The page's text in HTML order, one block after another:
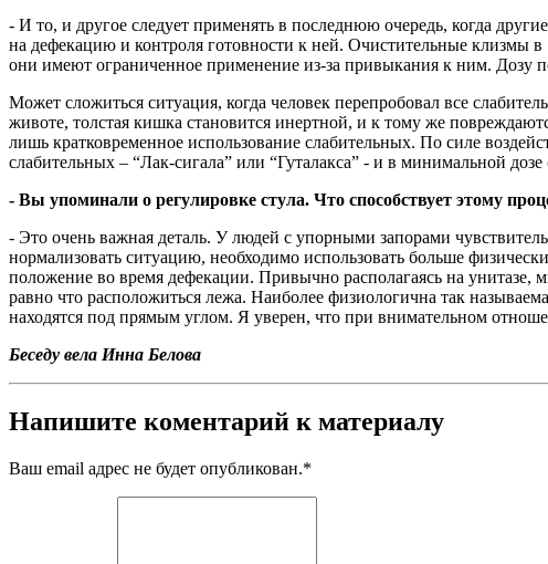
- И то, и другое следует применять в последнюю очередь, когда
на дефекацию и контроля готовности к ней. Очистительные клизмы
они имеют ограниченное применение из-за привыкания к ним. Дозу
Может сложиться ситуация, когда человек перепробовал все
животе, толстая кишка становится инертной, и к тому же
лишь кратковременное использование слабительных. По силе
слабительных – “Лак-сигала” или “Гуталакса” - и в минимальной
- Вы упоминали о регулировке стула. Что способствует этому
- Это очень важная деталь. У людей с упорными запорами
нормализовать ситуацию, необходимо использовать больше
положение во время дефекации. Привычно располагаясь на
равно что расположиться лежа. Наиболее физиологична так
находятся под прямым углом. Я уверен, что при внимательном
Беседу вела Инна Белова
Напишите коментарий к материалу
Ваш email адрес не будет опубликован.*